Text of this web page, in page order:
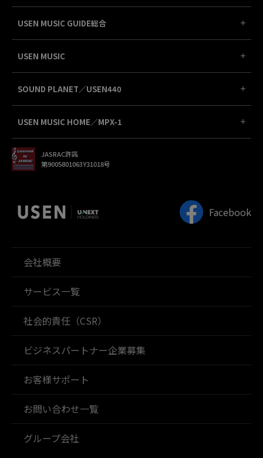
USEN MUSIC GUIDE総合
USEN MUSIC
SOUND PLANET／USEN440
USEN MUSIC HOME／MPX-1
JASRAC許諾
第9005801063Y31018号
Facebook
会社概要
サービス一覧
社会的責任（CSR）
ビジネスパートナー企業募集
お客様サポート
お問い合わせ一覧
グループ会社